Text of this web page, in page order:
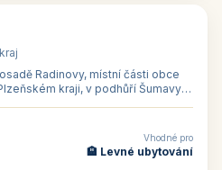
Radinovy, místní části obce
kraji, v podhůří Šumavy
Vhodné pro
🏨 Levné ubytování